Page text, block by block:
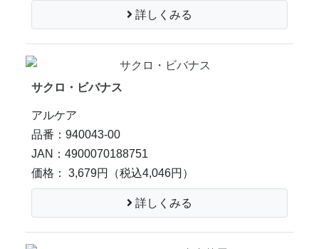
詳しくみる
サクロ・ビバナス
アルケア
品番：940043-00
JAN：4900070188751
価格： 3,679円
（税込4,046円）
詳しくみる